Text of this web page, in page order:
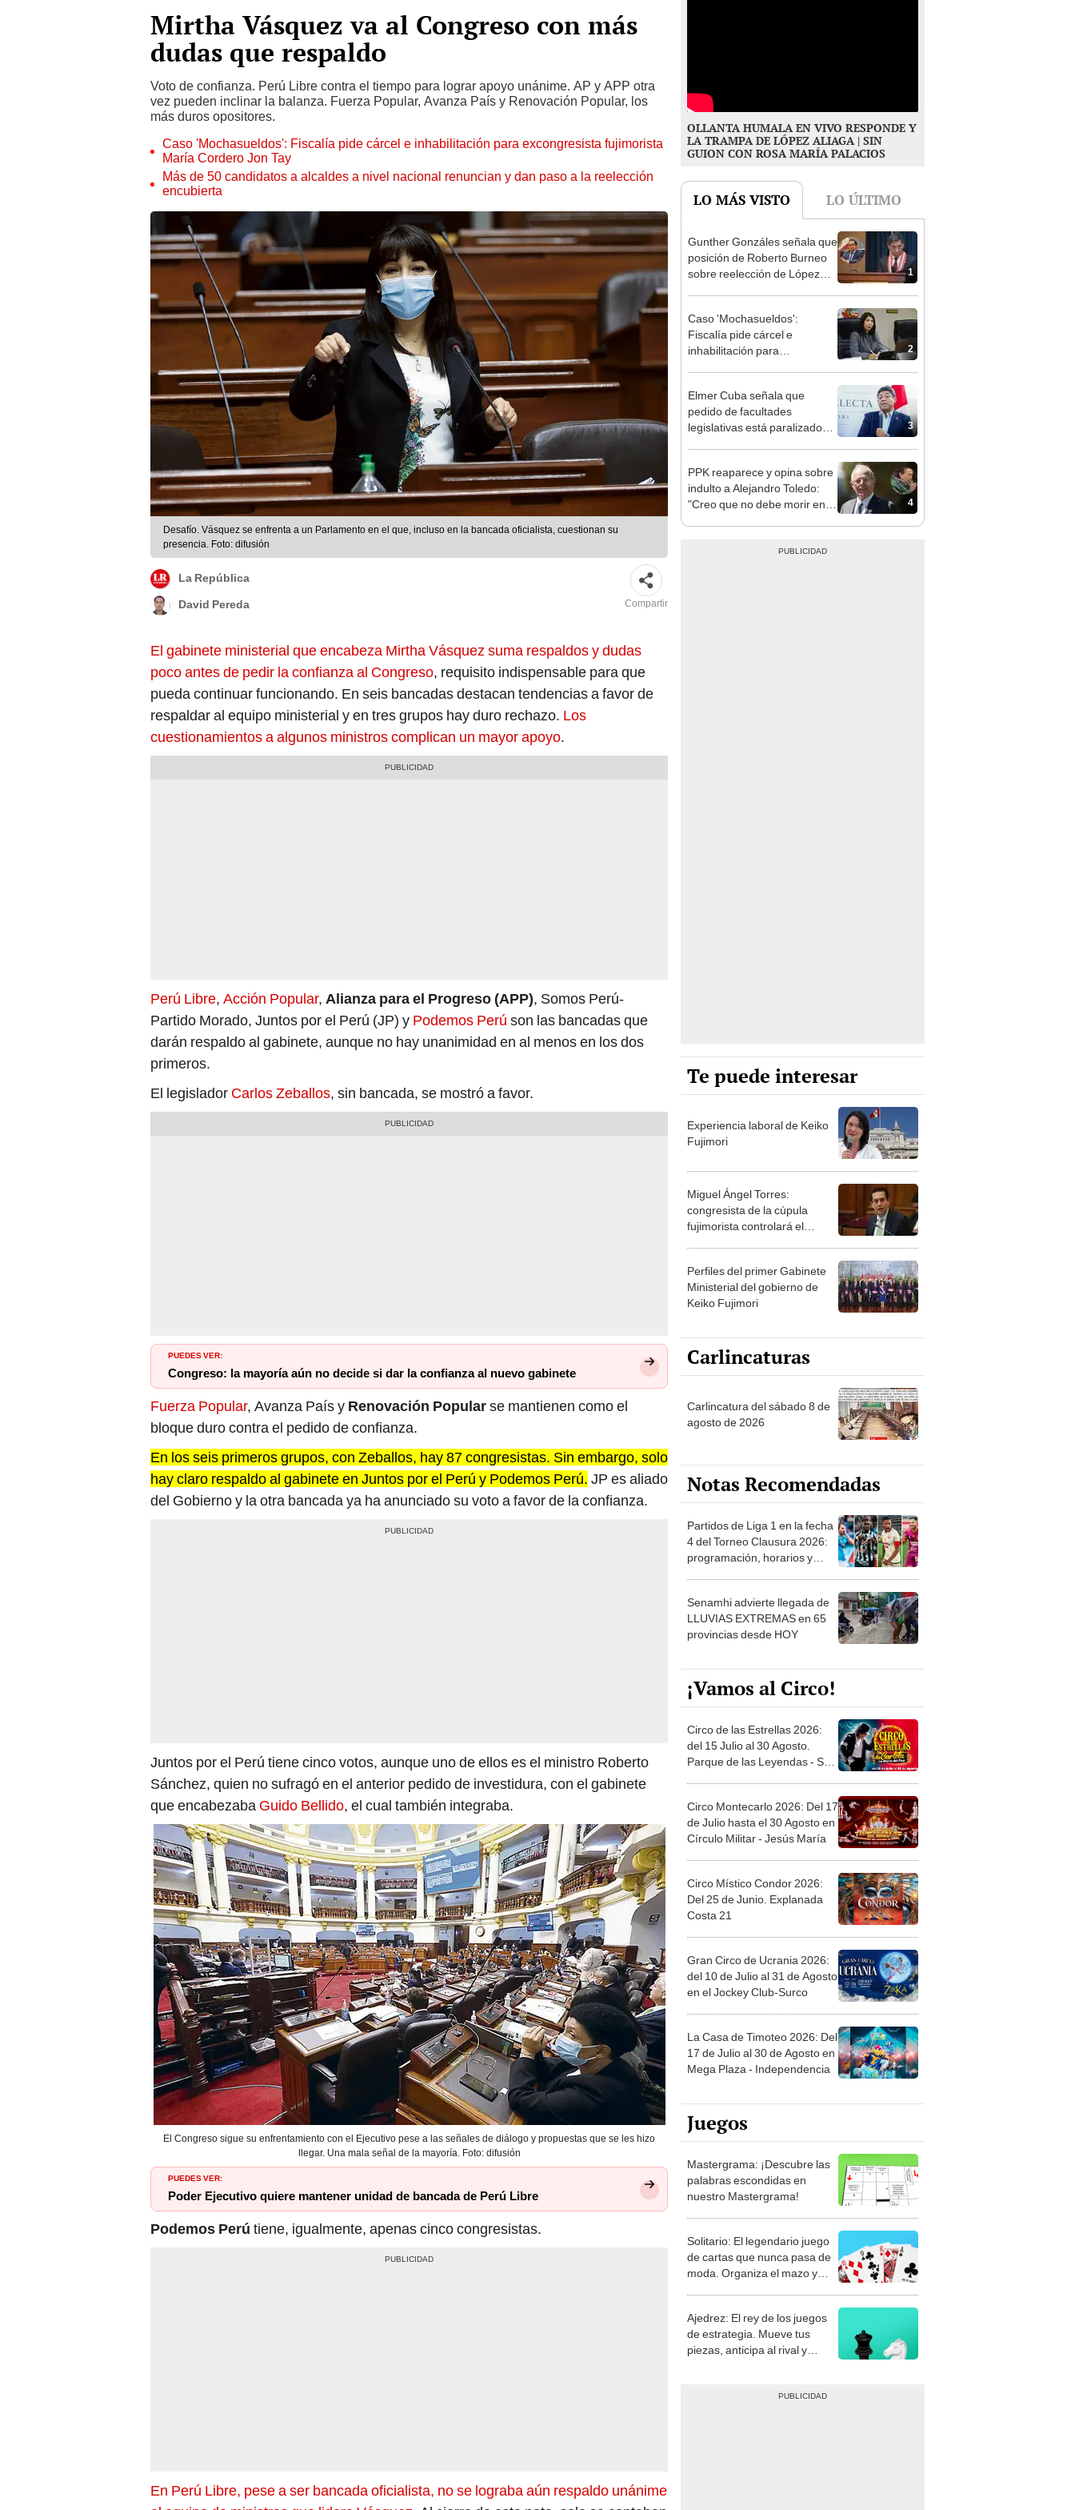
Mirtha Vásquez va al Congreso con más
dudas que respaldo
Voto de confianza. Perú Libre contra el tiempo para lograr apoyo unánime. AP y APP otra
vez pueden inclinar la balanza. Fuerza Popular, Avanza País y Renovación Popular, los
más duros opositores.
Caso 'Mochasueldos': Fiscalía pide cárcel e inhabilitación para excongresista fujimorista
María Cordero Jon Tay
Más de 50 candidatos a alcaldes a nivel nacional renuncian y dan paso a la reelección
encubierta
Desafío. Vásquez se enfrenta a un Parlamento en el que, incluso en la bancada oficialista, cuestionan su
presencia. Foto: difusión
La República
David Pereda Compartir
El gabinete ministerial que encabeza Mirtha Vásquez suma respaldos y dudas
poco antes de pedir la confianza al Congreso, requisito indispensable para que
pueda continuar funcionando. En seis bancadas destacan tendencias a favor de
respaldar al equipo ministerial y en tres grupos hay duro rechazo. Los
cuestionamientos a algunos ministros complican un mayor apoyo.
Perú Libre, Acción Popular, Alianza para el Progreso (APP), Somos Perú-
Partido Morado, Juntos por el Perú (JP) y Podemos Perú son las bancadas que
darán respaldo al gabinete, aunque no hay unanimidad en al menos en los dos
primeros.
El legislador Carlos Zeballos, sin bancada, se mostró a favor.
PUEDES VER:
Congreso: la mayoría aún no decide si dar la confianza al nuevo gabinete
Fuerza Popular, Avanza País y Renovación Popularse mantienen como el
bloque duro contra el pedido de confianza.
En los seis primeros grupos, con Zeballos, hay 87 congresistas. Sin embargo, solo
hay claro respaldo al gabinete en Juntos por el Perú y Podemos Perú. JP es aliado
del Gobierno y la otra bancada ya ha anunciado su voto a favor de la confianza.
Juntos por el Perú tiene cinco votos, aunque uno de ellos es el ministro Roberto
Sánchez, quien no sufragó en el anterior pedido de investidura, con el gabinete
que encabezaba Guido Bellido, el cual también integraba.
El Congreso sigue su enfrentamiento con el Ejecutivo pese a las señales de diálogo y propuestas que se les hizo
llegar. Una mala señal de la mayoría. Foto: difusión
PUEDES VER:
Poder Ejecutivo quiere mantener unidad de bancada de Perú Libre
Podemos Perú tiene, igualmente, apenas cinco congresistas.
En Perú Libre, pese a ser bancada oficialista, no se lograba aún respaldo unánime
OLLANTA HUMALA EN VIVO RESPONDE Y
LA TRAMPA DE LÓPEZ ALIAGA | SIN
GUION CON ROSA MARÍA PALACIOS
LO MÁS VISTO LO ÚLTIMO
1
Gunther Gonzáles señala que
posición de Roberto Burneo
sobre reelección de López
2
Caso 'Mochasueldos':
Fiscalía pide cárcel e
inhabilitación para
3
Elmer Cuba señala que
pedido de facultades
legislativas está paralizado
4
PPK reaparece y opina sobre
indulto a Alejandro Toledo:
"Creo que no debe morir en la
Te puede interesar
Experiencia laboral de Keiko
Fujimori
Miguel Ángel Torres:
congresista de la cúpula
fujimorista controlará el
Perfiles del primer Gabinete
Ministerial del gobierno de
Keiko Fujimori
Carlincaturas
Carlincatura del sábado 8 de
agosto de 2026
Notas Recomendadas
Partidos de Liga 1 en la fecha
4 del Torneo Clausura 2026:
programación, horarios y
Senamhi advierte llegada de
LLUVIAS EXTREMAS en 65
provincias desde HOY
¡Vamos al Circo!
Circo de las Estrellas 2026:
del 15 Julio al 30 Agosto.
Parque de las Leyendas - San
Circo Montecarlo 2026: Del 17
de Julio hasta el 30 Agosto en
Círculo Militar - Jesús María
Circo Místico Condor 2026:
Del 25 de Junio. Explanada
Costa 21
Gran Circo de Ucrania 2026:
del 10 de Julio al 31 de Agosto
en el Jockey Club-Surco
La Casa de Timoteo 2026: Del
17 de Julio al 30 de Agosto en
Mega Plaza - Independencia
Juegos
Mastergrama: ¡Descubre las
palabras escondidas en
nuestro Mastergrama!
Solitario: El legendario juego
de cartas que nunca pasa de
moda. Organiza el mazo y
Ajedrez: El rey de los juegos
de estrategia. Mueve tus
piezas, anticipa al rival y